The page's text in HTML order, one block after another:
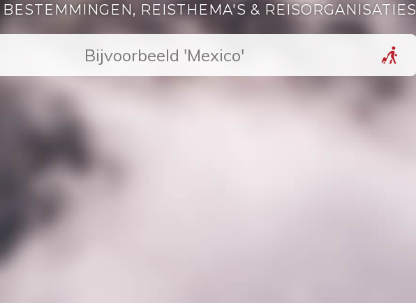
REISTHEMA'S & REISORGANISATIES